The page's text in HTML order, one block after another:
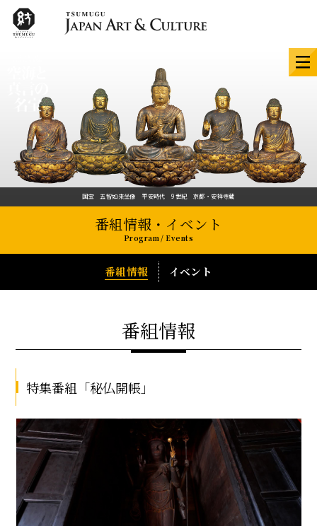
国宝 五智如来坐像 平安時代 9世紀 京都・安祥寺蔵
番組情報・イベント
Program / Events
番組情報 イベント
番組情報
特集番組「秘仏開帳」
HOME
展覧会紹介
チケット
図録･グッズ
音声ガイド
番組情報･イベント
English